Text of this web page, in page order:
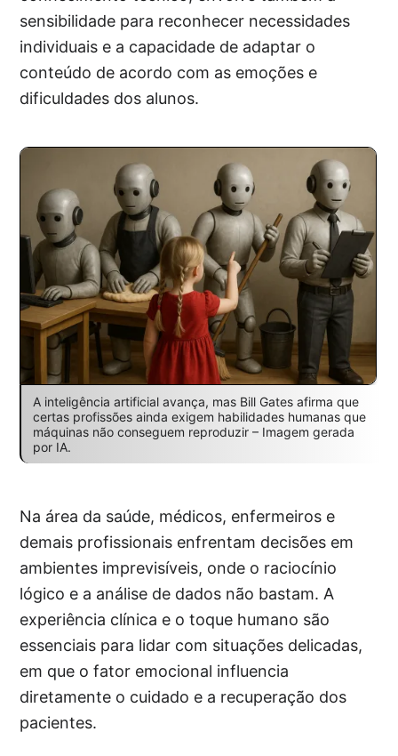
sensibilidade para reconhecer necessidades
individuais e a capacidade de adaptar o
conteúdo de acordo com as emoções e
dificuldades dos alunos.
A inteligência artificial avança, mas Bill Gates afirma que
certas profissões ainda exigem habilidades humanas que
máquinas não conseguem reproduzir – Imagem gerada
por IA.
Na área da saúde, médicos, enfermeiros e
demais profissionais enfrentam decisões em
ambientes imprevisíveis, onde o raciocínio
lógico e a análise de dados não bastam. A
experiência clínica e o toque humano são
essenciais para lidar com situações delicadas,
em que o fator emocional influencia
diretamente o cuidado e a recuperação dos
pacientes.